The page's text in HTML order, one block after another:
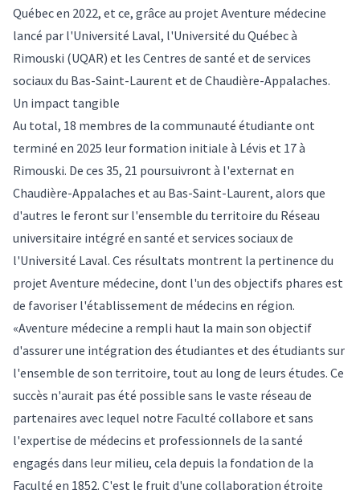
Québec en 2022, et ce, grâce au projet Aventure médecine
lancé par l'Université Laval, l'Université du Québec à
Rimouski (UQAR) et les Centres de santé et de services
sociaux du Bas-Saint-Laurent et de Chaudière-Appalaches.
Un impact tangible
Au total, 18 membres de la communauté étudiante ont
terminé en 2025 leur formation initiale à Lévis et 17 à
Rimouski. De ces 35, 21 poursuivront à l'externat en
Chaudière-Appalaches et au Bas-Saint-Laurent, alors que
d'autres le feront sur l'ensemble du territoire du Réseau
universitaire intégré en santé et services sociaux de
l'Université Laval. Ces résultats montrent la pertinence du
projet Aventure médecine, dont l'un des objectifs phares est
de favoriser l'établissement de médecins en région.
«Aventure médecine a rempli haut la main son objectif
d'assurer une intégration des étudiantes et des étudiants sur
l'ensemble de son territoire, tout au long de leurs études. Ce
succès n'aurait pas été possible sans le vaste réseau de
partenaires avec lequel notre Faculté collabore et sans
l'expertise de médecins et professionnels de la santé
engagés dans leur milieu, cela depuis la fondation de la
Faculté en 1852. C'est le fruit d'une collaboration étroite